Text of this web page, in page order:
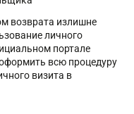
возврата излишне
личного
портале
всю процедуру
визита в